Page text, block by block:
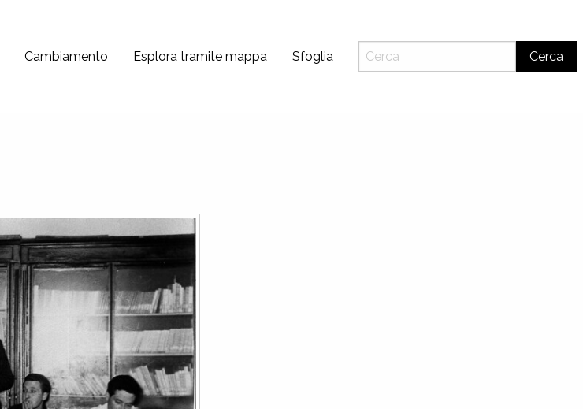
Cambiamento Esplora tramite mappa Sfoglia Cerca